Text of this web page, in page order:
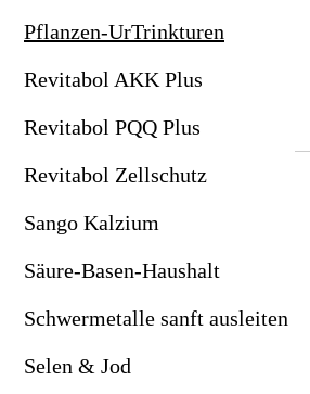
Sango Kalzium
Säure-Basen-Haushalt
Schwermetalle sanft ausleiten
Selen & Jod
Sport aus der Flasche
Spurenelement Lithium
Wilde Karde-Urtinktur
Wild-Yams
Pflanzen-UrTrinkturen
Revitabol AKK Plus
Revitabol PQQ Plus
Revitabol Zellschutz
Sango Kalzium
Säure-Basen-Haushalt
Schwermetalle sanft ausleiten
Selen & Jod